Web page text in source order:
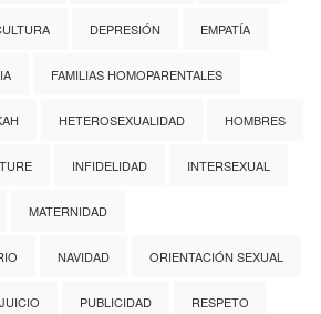
DEPRESIÓN EMPATÍA
FAMILIAS HOMOPARENTALES
HETEROSEXUALIDAD HOMBRES
INFIDELIDAD INTERSEXUAL
MATERNIDAD
NAVIDAD ORIENTACIÓN SEXUAL
PUBLICIDAD RESPETO